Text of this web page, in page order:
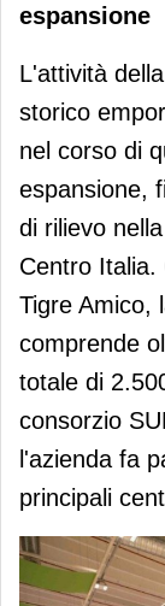
espansione
L'attività
storico
nel corso di
espansione,
di rilievo
Centro Italia.
Tigre Amico,
comprende
totale di
consorzio
l'azienda fa
principali